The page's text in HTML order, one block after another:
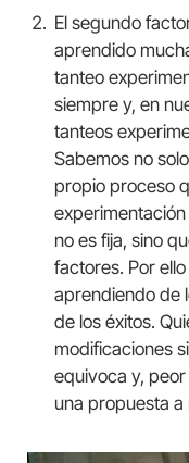
El segundo
aprendido
tanteo
siempre y, en
tanteos
Sabemos no
propio proceso
no es fija, sino
factores. Por
aprendiendo de
de los éxitos.
modificaciones
equivoca y,
una propuesta a